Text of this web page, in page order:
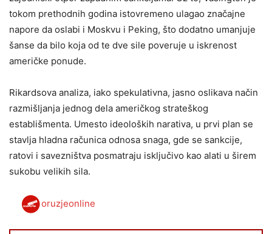
tokom prethodnih godina istovremeno ulagao značajne
napore da oslabi i Moskvu i Peking, što dodatno umanjuje
šanse da bilo koja od te dve sile poveruje u iskrenost
američke ponude.
Rikardsova analiza, iako spekulativna, jasno oslikava način
razmišljanja jednog dela američkog strateškog
establišmenta. Umesto ideoloških narativa, u prvi plan se
stavlja hladna računica odnosa snaga, gde se sankcije,
ratovi i savezništva posmatraju isključivo kao alati u širem
sukobu velikih sila.
oruzjeonline